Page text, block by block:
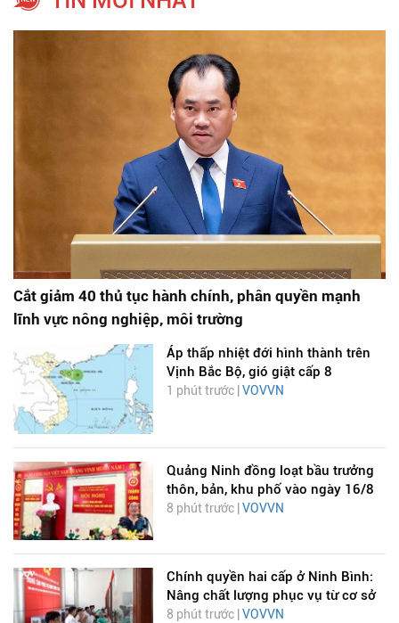
Cắt giảm 40 thủ tục hành chính, phân quyền mạnh
lĩnh vực nông nghiệp, môi trường
Áp thấp nhiệt đới hình thành trên
Vịnh Bắc Bộ, gió giật cấp 8
1 phút trước | VOVVN
Quảng Ninh đồng loạt bầu trưởng
thôn, bản, khu phố vào ngày 16/8
8 phút trước | VOVVN
Chính quyền hai cấp ở Ninh Bình:
Nâng chất lượng phục vụ từ cơ sở
8 phút trước | VOVVN